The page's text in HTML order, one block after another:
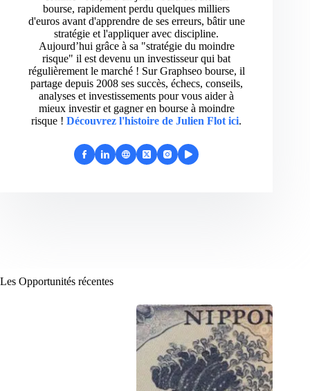
bourse, rapidement perdu quelques milliers
d'euros avant d'apprendre de ses erreurs, bâtir une
stratégie et l'appliquer avec discipline.
Aujourd’hui grâce à sa "stratégie du moindre
risque" il est devenu un investisseur qui bat
régulièrement le marché ! Sur Graphseo bourse, il
partage depuis 2008 ses succès, échecs, conseils,
analyses et investissements pour vous aider à
mieux investir et gagner en bourse à moindre
risque ! Découvrez l'histoire de Julien Flot ici.
Les Opportunités récentes